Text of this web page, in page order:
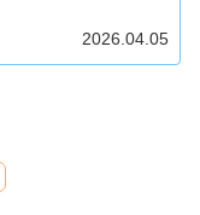
2026.04.05